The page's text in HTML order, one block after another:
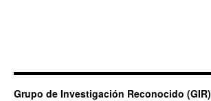
Grupo de Investigación Reconocido (GIR)